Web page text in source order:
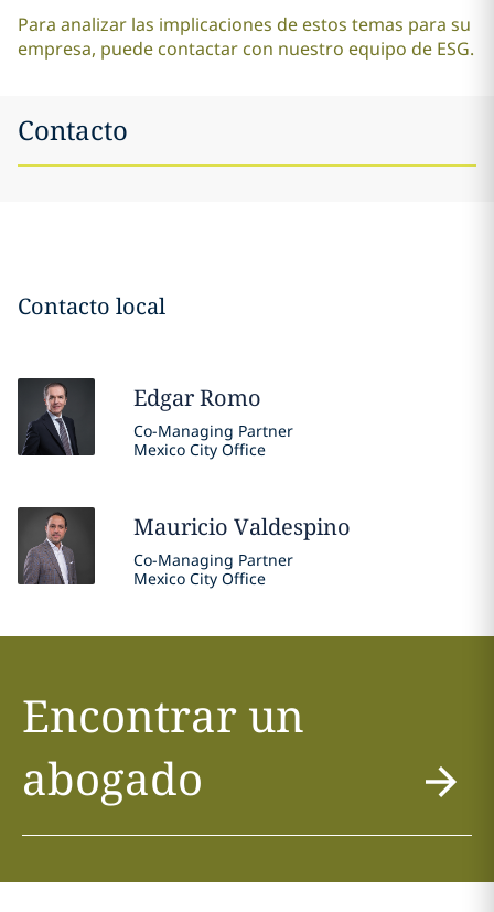
Para analizar las implicaciones de estos temas para su
empresa, puede contactar con nuestro equipo de ESG.
Contacto
Contacto local
EdgarRomo
Co-Managing Partner
Mexico City Office
Mauricio Valdespino
Co-Managing Partner
Mexico City Office
Encontrar un
abogado